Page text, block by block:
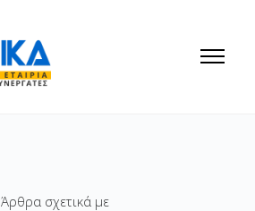
Άρθρα σχετικά με